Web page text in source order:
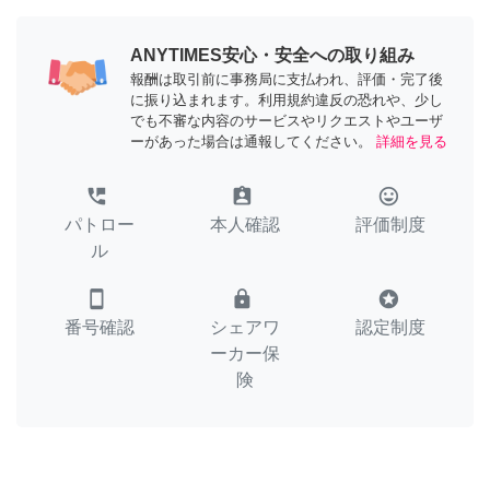
ANYTIMES安心・安全への取り組み
報酬は取引前に事務局に支払われ、評価・完了後
に振り込まれます。利用規約違反の恐れや、少し
でも不審な内容のサービスやリクエストやユーザ
ーがあった場合は通報してください。
詳細を見る
perm_phone_msg
パトロー
ル
assignment_ind
本人確認
tag_faces
評価制度
smartphone
番号確認
lock
シェアワ
ーカー保
険
stars
認定制度